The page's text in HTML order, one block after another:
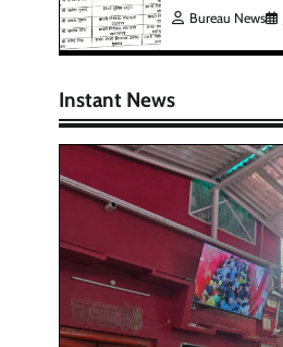
Bureau News
Instant News